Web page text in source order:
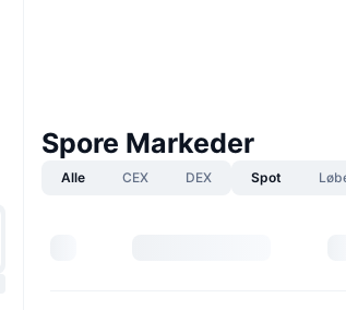
Spore Markeder
Alle CEX DEX Spot